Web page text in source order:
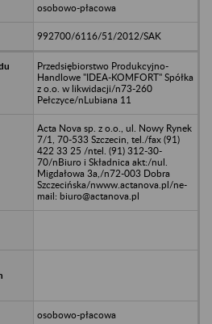
osobowo-płacowa
992700/6116/51/2012/SAK
Przedsiębiorstwo Produkcyjno-
Handlowe "IDEA-KOMFORT" Spółka
z o.o. w likwidacji/n73-260
Pełczyce/nLubiana 11
Acta Nova sp. z o.o., ul. Nowy Rynek
7/1, 70-533 Szczecin, tel./fax (91)
422 33 25 /ntel. (91) 312-30-
70/nBiuro i Składnica akt:/nul.
Migdałowa 3a,/n72-003 Dobra
Szczecińska/nwww.actanova.pl/ne-
mail: biuro@actanova.pl
osobowo-płacowa